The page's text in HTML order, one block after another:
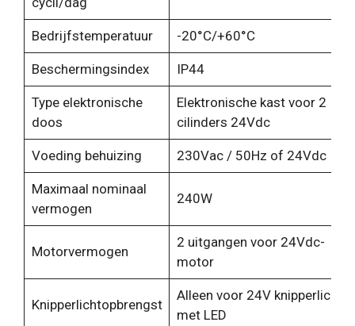
Bedrijfstemperatuur -20°C/+60°C
Beschermingsindex IP44
Type elektronische
doos
Elektronische kast voor 2
cilinders 24Vdc
Voeding behuizing 230Vac / 50Hz of 24Vdc
Maximaal nominaal
vermogen
240W
Motorvermogen
2 uitgangen voor 24Vdc-
motor
Knipperlichtopbrengst
Alleen voor 24V knipperlicht
met LED